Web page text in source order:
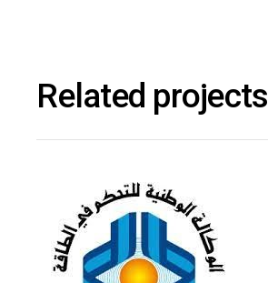
Related projects